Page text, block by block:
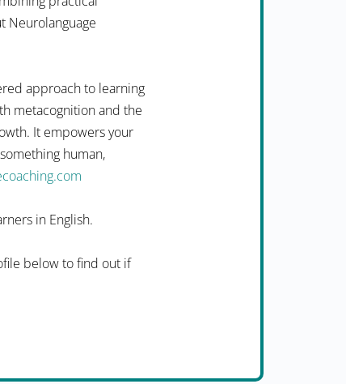
Neurolanguage
approach to learning
metacognition and the
It empowers your
human,
in English.
below to find out if